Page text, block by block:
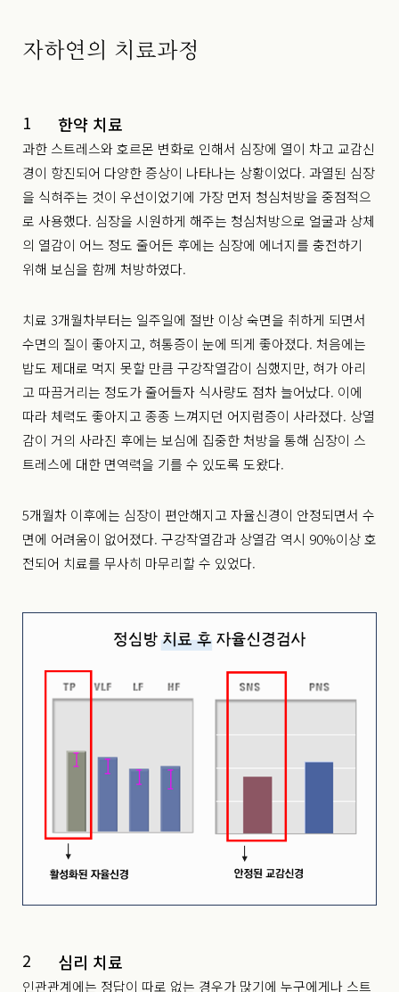
자하연의 치료과정
1 한약 치료
과한 스트레스와 호르몬 변화로 인해서 심장에 열이 차고 교감신
경이 항진되어 다양한 증상이 나타나는 상황이었다. 과열된 심장
을 식혀주는 것이 우선이었기에 가장 먼저 청심처방을 중점적으
로 사용했다. 심장을 시원하게 해주는 청심처방으로 얼굴과 상체
의 열감이 어느 정도 줄어든 후에는 심장에 에너지를 충전하기
위해 보심을 함께 처방하였다.
치료 3개월차부터는 일주일에 절반 이상 숙면을 취하게 되면서
수면의 질이 좋아지고, 혀통증이 눈에 띄게 좋아졌다. 처음에는
밥도 제대로 먹지 못할 만큼 구강작열감이 심했지만, 혀가 아리
고 따끔거리는 정도가 줄어들자 식사량도 점차 늘어났다. 이에
따라 체력도 좋아지고 종종 느껴지던 어지럼증이 사라졌다. 상열
감이 거의 사라진 후에는 보심에 집중한 처방을 통해 심장이 스
트레스에 대한 면역력을 기를 수 있도록 도왔다.
5개월차 이후에는 심장이 편안해지고 자율신경이 안정되면서 수
면에 어려움이 없어졌다. 구강작열감과 상열감 역시 90%이상 호
전되어 치료를 무사히 마무리할 수 있었다.
2 심리 치료
인관관계에는 정답이 따로 없는 경우가 많기에 누구에게나 스트